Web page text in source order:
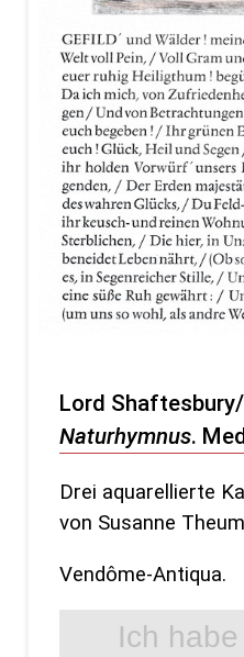
Lord
Naturhymnus.
Drei aquarellierte
von Susanne
Vendôme-Antiqua.